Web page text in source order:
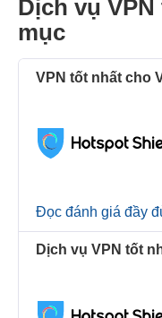
Dịch vụ
mục
VPN tốt nhất cho
Đọc đánh giá đầy
Dịch vụ VPN tốt